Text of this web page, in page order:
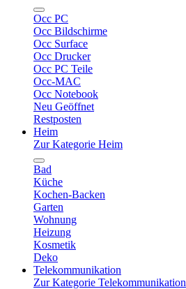
Occ PC
Occ Bildschirme
Occ Surface
Occ Drucker
Occ PC Teile
Occ-MAC
Occ Notebook
Neu Geöffnet
Restposten
Heim
Zur Kategorie Heim
Bad
Küche
Kochen-Backen
Garten
Wohnung
Heizung
Kosmetik
Deko
Telekommunikation
Zur Kategorie Telekommunikation